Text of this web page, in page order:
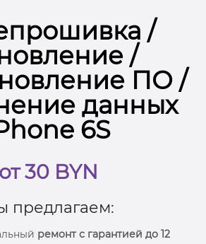
/
/
ПО /
данных
6S
от 30 BYN
предлагаем:
ремонт с гарантией до 12